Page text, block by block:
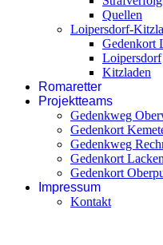
Quellen
Loipersdorf-
Gedenkort
Loipersdorf
Kitzladen
Romaretter
Projektteams
Gedenkweg
Gedenkort
Gedenkweg
Gedenkort
Gedenkort
Impressum
Kontakt